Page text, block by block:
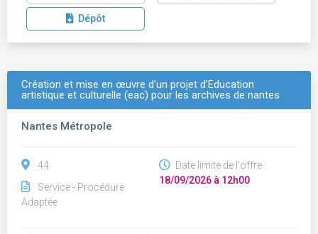
Dépôt
Création et mise en œuvre d’un projet d’Éducation
artistique et culturelle (eac) pour les archives de nantes
Nantes Métropole
44
Service - Procédure
Adaptée
Date limite de l'offre :
18/09/2026 à 12h00